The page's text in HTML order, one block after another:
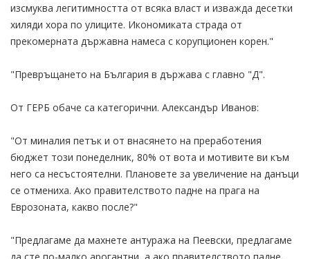
изсмуква легитимността от всяка власт и изважда десетки
хиляди хора по улиците. Икономиката страда от
прекомерната държавна намеса с корупционен корен."
"Превръщането на България в държава с главно "Д".
От ГЕРБ обаче са категорични. Александър Иванов:
"От миналия петък и от внасянето на преработения
бюджет този понеделник, 80% от вота и мотивите ви към
него са несъстоятелни. Плановете за увеличение на данъци
се отмениха. Ако правителството падне на прага на
Еврозоната, какво после?"
"Предлагаме да махнете антуража на Пеевски, предлагаме